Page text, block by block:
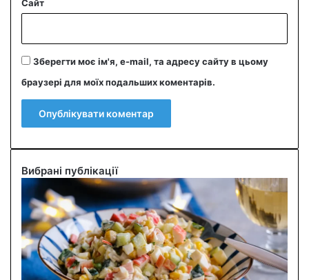
Сайт
Зберегти моє ім'я, e-mail, та адресу сайту в цьому
браузері для моїх подальших коментарів.
Вибрані публікації
С
м
ч
н
и
й